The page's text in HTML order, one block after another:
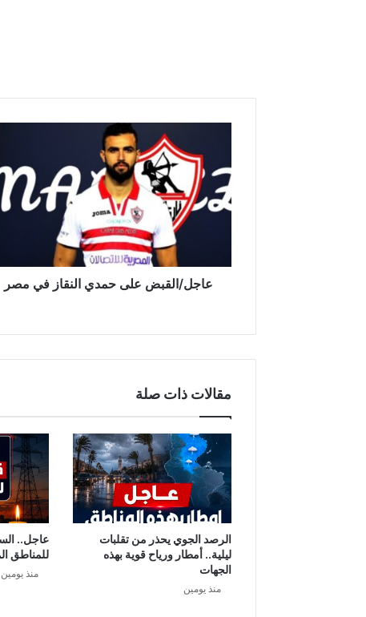
ج
ل
/
ا
ب
ى
ي
ا
ل
ن
ق
ا
ز
ي
م
ص
عاجل/القبض على حمدي النقاز في مصر
مقالات ذات صلة
الرصد الجوي يحذر من تقلبات
ليلية.. أمطار ورياح قوية بهذه
الجهات
منذ يومين
عاجل..
للمناطق
منذ يومين